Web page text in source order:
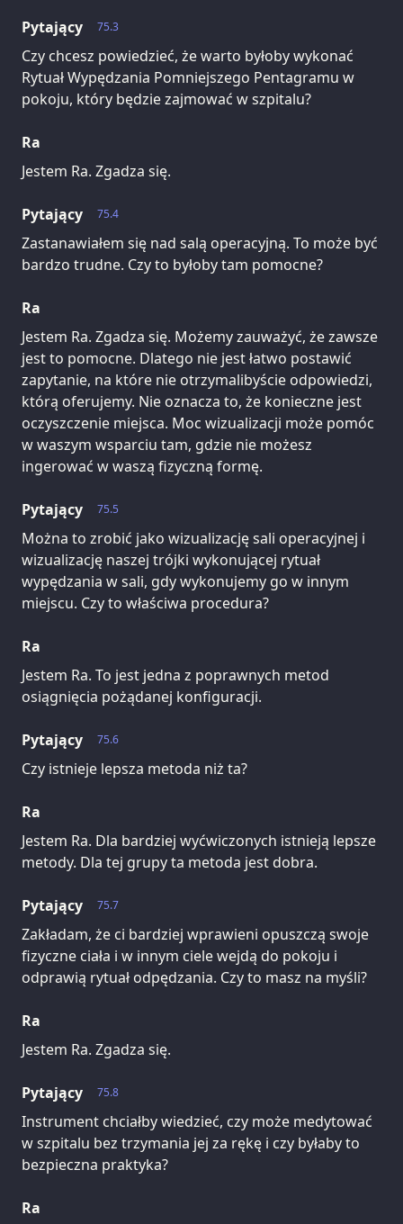
75.3
Pytający
Czy chcesz powiedzieć, że warto byłoby wykonać
Rytuał Wypędzania Pomniejszego Pentagramu w
pokoju, który będzie zajmować w szpitalu?
Ra
Jestem Ra. Zgadza się.
75.4
Pytający
Zastanawiałem się nad salą operacyjną. To może być
bardzo trudne. Czy to byłoby tam pomocne?
Ra
Jestem Ra. Zgadza się. Możemy zauważyć, że zawsze
jest to pomocne. Dlatego nie jest łatwo postawić
zapytanie, na które nie otrzymalibyście odpowiedzi,
którą oferujemy. Nie oznacza to, że konieczne jest
oczyszczenie miejsca. Moc wizualizacji może pomóc
w waszym wsparciu tam, gdzie nie możesz
ingerować w waszą fizyczną formę.
75.5
Pytający
Można to zrobić jako wizualizację sali operacyjnej i
wizualizację naszej trójki wykonującej rytuał
wypędzania w sali, gdy wykonujemy go w innym
miejscu. Czy to właściwa procedura?
Ra
Jestem Ra. To jest jedna z poprawnych metod
osiągnięcia pożądanej konfiguracji.
75.6
Pytający
Czy istnieje lepsza metoda niż ta?
Ra
Jestem Ra. Dla bardziej wyćwiczonych istnieją lepsze
metody. Dla tej grupy ta metoda jest dobra.
75.7
Pytający
Zakładam, że ci bardziej wprawieni opuszczą swoje
fizyczne ciała i w innym ciele wejdą do pokoju i
odprawią rytuał odpędzania. Czy to masz na myśli?
Ra
Jestem Ra. Zgadza się.
75.8
Pytający
Instrument chciałby wiedzieć, czy może medytować
w szpitalu bez trzymania jej za rękę i czy byłaby to
bezpieczna praktyka?
Ra